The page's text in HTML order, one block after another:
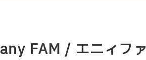
any FAM / エニィフ